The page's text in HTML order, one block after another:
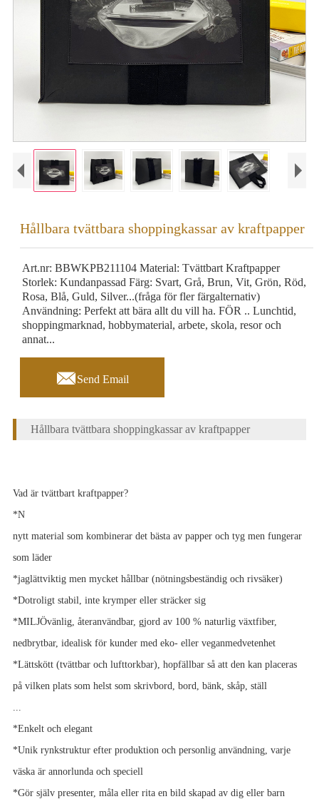
Hållbara tvättbara shoppingkassar av kraftpapper
Art.nr: BBWKPB211104 Material: Tvättbart Kraftpapper
Storlek: Kundanpassad Färg: Svart, Grå, Brun, Vit, Grön, Röd,
Rosa, Blå, Guld, Silver...(fråga för fler färgalternativ)
Användning: Perfekt att bära allt du vill ha. FÖR .. Lunchtid,
shoppingmarknad, hobbymaterial, arbete, skola, resor och
annat...
Send Email
Hållbara tvättbara shoppingkassar av kraftpapper
Vad är tvättbart kraftpapper?
*N
nytt material som kombinerar det bästa av papper och tyg men fungerar
som läder
*jaglättviktig men mycket hållbar (nötningsbeständig och rivsäker)
*Dotroligt stabil, inte krymper eller sträcker sig
*MILJÖvänlig, återanvändbar, gjord av 100 % naturlig växtfiber,
nedbrytbar, idealisk för kunder med eko- eller veganmedvetenhet
*Lättskött (tvättbar och lufttorkbar), hopfällbar så att den kan placeras
på vilken plats som helst som skrivbord, bord, bänk, skåp, ställ
...
*Enkelt och elegant
*Unik rynkstruktur efter produktion och personlig användning, varje
väska är annorlunda och speciell
*Gör själv presenter, måla eller rita en bild skapad av dig eller barn